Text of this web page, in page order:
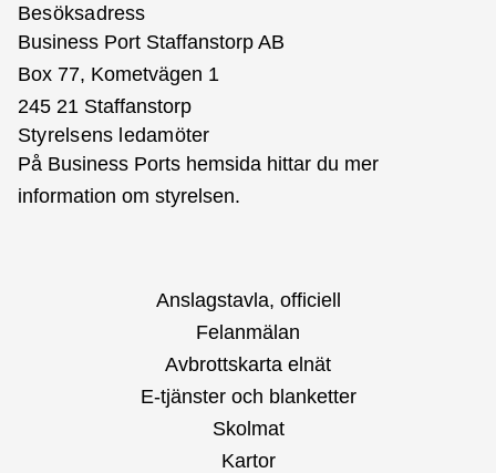
Besöksadress
Business Port Staffanstorp AB
Box 77, Kometvägen 1
245 21 Staffanstorp
Styrelsens ledamöter
På Business Ports hemsida hittar du mer
information om styrelsen.
Anslagstavla, officiell
Felanmälan
Avbrottskarta elnät
E-tjänster och blanketter
Skolmat
Kartor